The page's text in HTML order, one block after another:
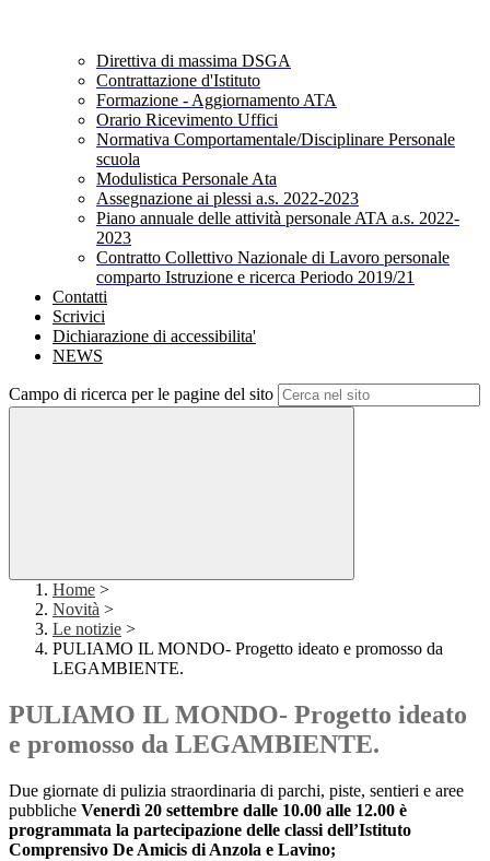
Direttiva di massima DSGA
Contrattazione d'Istituto
Formazione - Aggiornamento ATA
Orario Ricevimento Uffici
Normativa Comportamentale/Disciplinare Personale
scuola
Modulistica Personale Ata
Assegnazione ai plessi a.s. 2022-2023
Piano annuale delle attività personale ATA a.s. 2022-
2023
Contratto Collettivo Nazionale di Lavoro personale
comparto Istruzione e ricerca Periodo 2019/21
Contatti
Scrivici
Dichiarazione di accessibilita'
NEWS
Campo di ricerca per le pagine del sito
Home >
Novità >
Le notizie >
PULIAMO IL MONDO- Progetto ideato e promosso da
LEGAMBIENTE.
PULIAMO IL MONDO- Progetto ideato
e promosso da LEGAMBIENTE.
Due giornate di pulizia straordinaria di parchi, piste, sentieri e aree
pubbliche Venerdì 20 settembre dalle 10.00 alle 12.00 è
programmata la partecipazione delle classi dell’Istituto
Comprensivo De Amicis di Anzola e Lavino;